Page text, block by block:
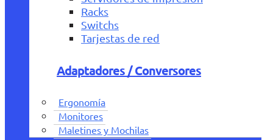
Racks
Switchs
Tarjestas de red
Adaptadores / Conversores
Ergonomía
Monitores
Maletines y Mochilas